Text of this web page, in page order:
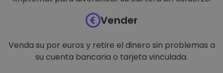
Vender
Venda su por euros y retire el dinero sin problemas a
su cuenta bancaria o tarjeta vinculada.